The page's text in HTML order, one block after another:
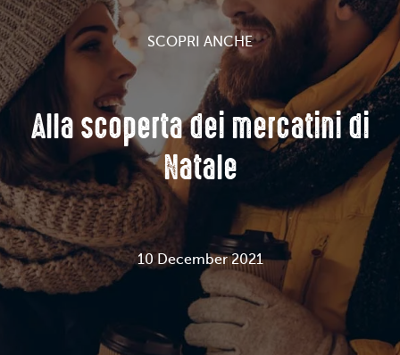
SCOPRI ANCHE
Alla scoperta dei mercatini di
Natale
10 December 2021